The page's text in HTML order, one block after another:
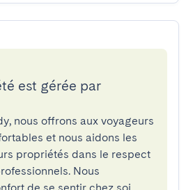
est gérée par
nous offrons aux voyageurs
et nous aidons les
propriétés dans le respect
Nous